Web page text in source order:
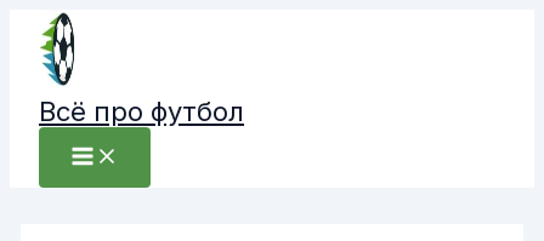
Перейти
содержимому
Всё про футбол